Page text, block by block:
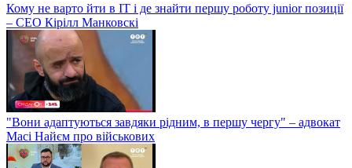
Кому не варто йти в IT і де знайти першу роботу junior позиції
– СЕО Кірілл Манковскі
"Вони адаптуються завдяки рідним, в першу чергу" – адвокат
Масі Найєм про військових